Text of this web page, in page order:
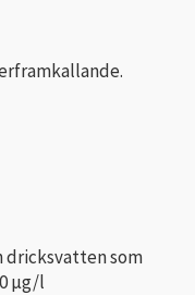
dricksvatten som
µg/l